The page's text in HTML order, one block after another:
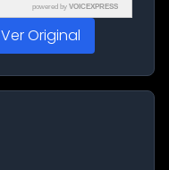
powered by VOICEXPRESS
Ver Original